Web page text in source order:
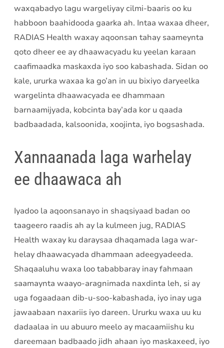
waxqabadyo lagu wargeliyay cilmi-baaris oo ku
habboon baahidooda gaarka ah. Intaa waxaa dheer,
RADIAS Health waxay aqoonsan tahay saameynta
qoto dheer ee ay dhaawacyadu ku yeelan karaan
caafimaadka maskaxda iyo soo kabashada. Sidan oo
kale, ururka waxaa ka go’an in uu bixiyo daryeelka
wargelinta dhaawacyada ee dhammaan
barnaamijyada, kobcinta bay’ada kor u qaada
badbaadada, kalsoonida, xoojinta, iyo bogsashada.
Xannaanada laga warhelay
ee dhaawaca ah
Iyadoo la aqoonsanayo in shaqsiyaad badan oo
taageero raadis ah ay la kulmeen jug, RADIAS
Health waxay ku daraysaa dhaqamada laga war-
helay dhaawacyada dhammaan adeegyadeeda.
Shaqaaluhu waxa loo tababbaray inay fahmaan
saamaynta waayo-aragnimada naxdinta leh, si ay
uga fogaadaan dib-u-soo-kabashada, iyo inay uga
jawaabaan naxariis iyo dareen. Ururku waxa uu ku
dadaalaa in uu abuuro meelo ay macaamiishu ku
dareemaan badbaado jidh ahaan iyo maskaxeed, iyo